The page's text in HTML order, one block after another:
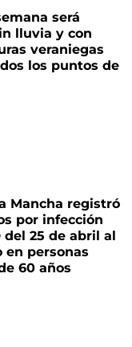
será
lluvia y con
veraniegas
los puntos de
Mancha registró
por infección
del 25 de abril al
en personas
60 años